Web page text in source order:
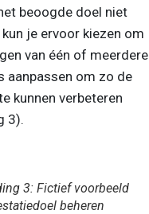
beoogde doel niet
je ervoor kiezen om
van één of meerdere
aanpassen om zo de
kunnen verbeteren
3).
3: Fictief voorbeeld
beheren